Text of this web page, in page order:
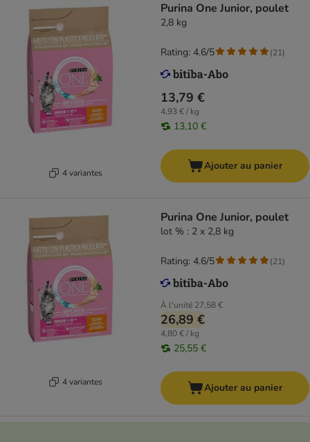
4 variantes
Purina One Junior, poulet
2,8 kg
13,79 €
4,93 € / kg
13,10 €
Rating: 4.6/5 (21)
Ajouter au panier
4 variantes
Purina One Junior, poulet
lot % : 2 x 2,8 kg
À l'unité 27,58 €
26,89 €
4,80 € / kg
25,55 €
Rating: 4.6/5 (21)
Ajouter au panier